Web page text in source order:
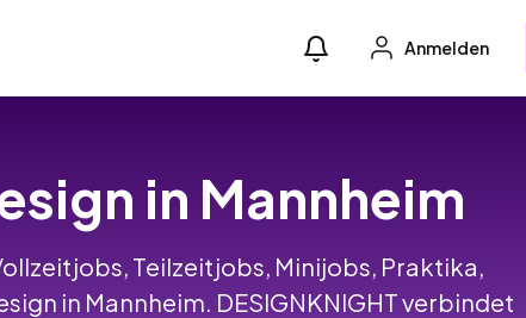
Anmelden
in Mannheim
Teilzeitjobs, Minijobs, Praktika,
in Mannheim. DESIGNKNIGHT verbindet